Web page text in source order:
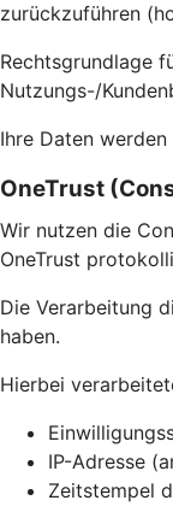
zurückzuführen
Rechtsgrundlage
Nutzungs-/
Ihre Daten
OneTrust
Wir nutzen die
OneTrust
Die Verarbeitung
haben.
Hierbei
IP-Adresse
Zeitstempel